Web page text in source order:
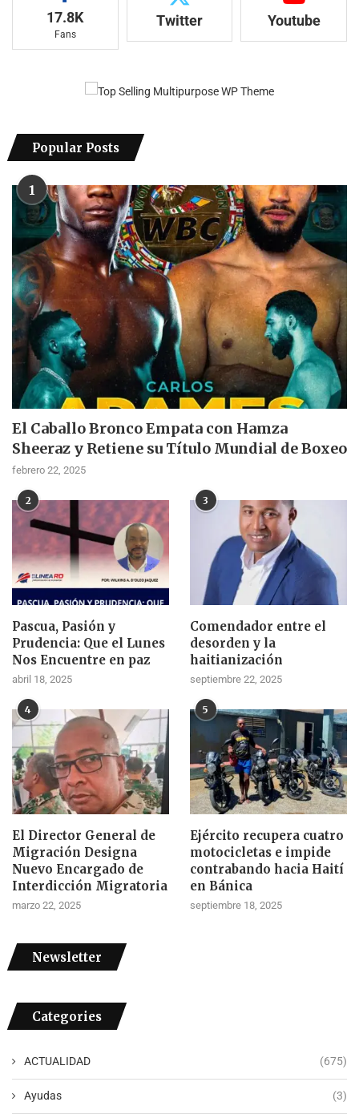
17.8K
Fans
Twitter Youtube
Popular Posts
1
El Caballo Bronco Empata con Hamza
Sheeraz y Retiene su Título Mundial de Boxeo
febrero 22, 2025
2
Pascua, Pasión y
Prudencia: Que el Lunes
Nos Encuentre en paz
abril 18, 2025
3
Comendador entre el
desorden y la
haitianización
septiembre 22, 2025
4
El Director General de
Migración Designa
Nuevo Encargado de
Interdicción Migratoria
marzo 22, 2025
5
Ejército recupera cuatro
motocicletas e impide
contrabando hacia Haití
en Bánica
septiembre 18, 2025
Newsletter
Categories
ACTUALIDAD (675)
Ayudas (3)